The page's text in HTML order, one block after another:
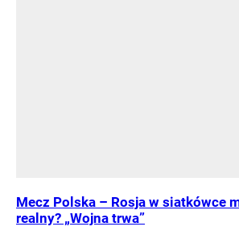
Mecz Polska – Rosja w siatkówce
realny? „Wojna trwa”